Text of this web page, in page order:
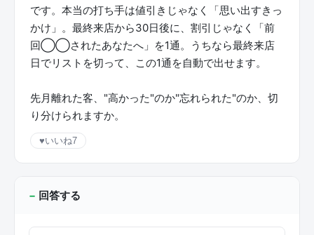
です。本当の打ち手は値引きじゃなく「思い出すきっ
かけ」。最終来店から30日後に、割引じゃなく「前
回◯◯されたあなたへ」を1通。うちなら最終来店
日でリストを切って、この1通を自動で出せます。
先月離れた客、"高かった"のか"忘れられた"のか、切
り分けられますか。
♥いいね7
回答する